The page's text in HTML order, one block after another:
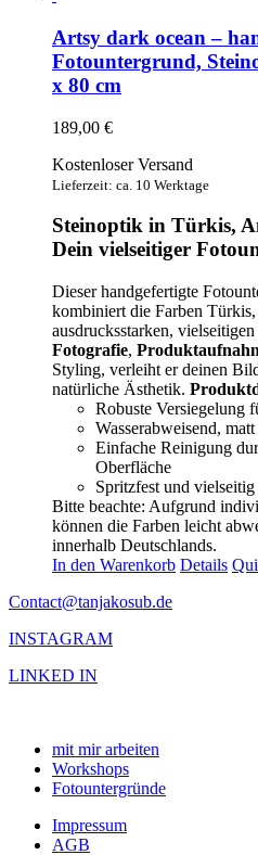
Artsy dark ocean –
Fotountergrund,
x 80 cm
189,00 €
Kostenloser Versand
Lieferzeit: ca. 10 Werktage
Steinoptik in Türkis,
Dein vielseitiger
Dieser handgefertigte
kombiniert die Farben
ausdrucksstarken,
Fotografie,
Styling, verleiht er deinen
natürliche Ästhetik.
Robuste Versiegelung
Wasserabweisend,
Einfache Reinigung
Oberfläche
Spritzfest und vielseitig
Bitte beachte: Aufgrund
können die Farben leicht
innerhalb Deutschlands.
In den Warenkorb Details
Contact@tanjakosub.de
INSTAGRAM
LINKED IN
mit mir arbeiten
Workshops
Fotountergründe
Impressum
AGB